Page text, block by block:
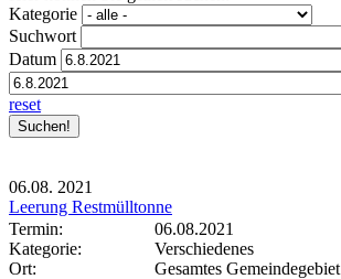
Kategorie
Suchwort
Datum
reset
06.08. 2021
Leerung Restmülltonne
Termin:
06.08.2021
Kategorie:
Verschiedenes
Ort:
Gesamtes Gemeindegebiet